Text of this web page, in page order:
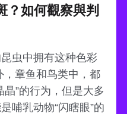
？如何觀察與判
虫中拥有这种色彩
章鱼和鸟类中，都
”的行为，但是大多
哺乳动物“闪瞎眼”的